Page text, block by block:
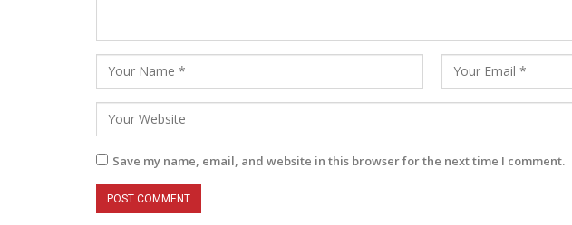
Save my name, email, and website in this browser for the next time I comment.